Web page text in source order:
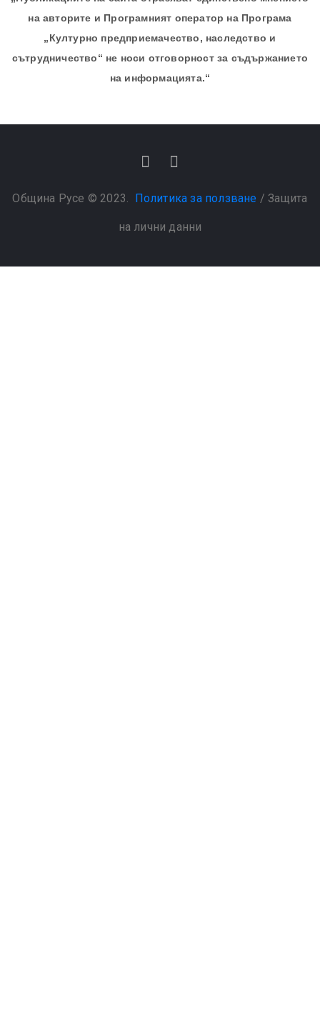
на авторите и Програмният оператор на Програма
„Културно предприемачество, наследство и
сътрудничество“ не носи отговорност за съдържанието
на информацията.“
Община Русе © 2023. Политика за ползване / Защита
на лични данни